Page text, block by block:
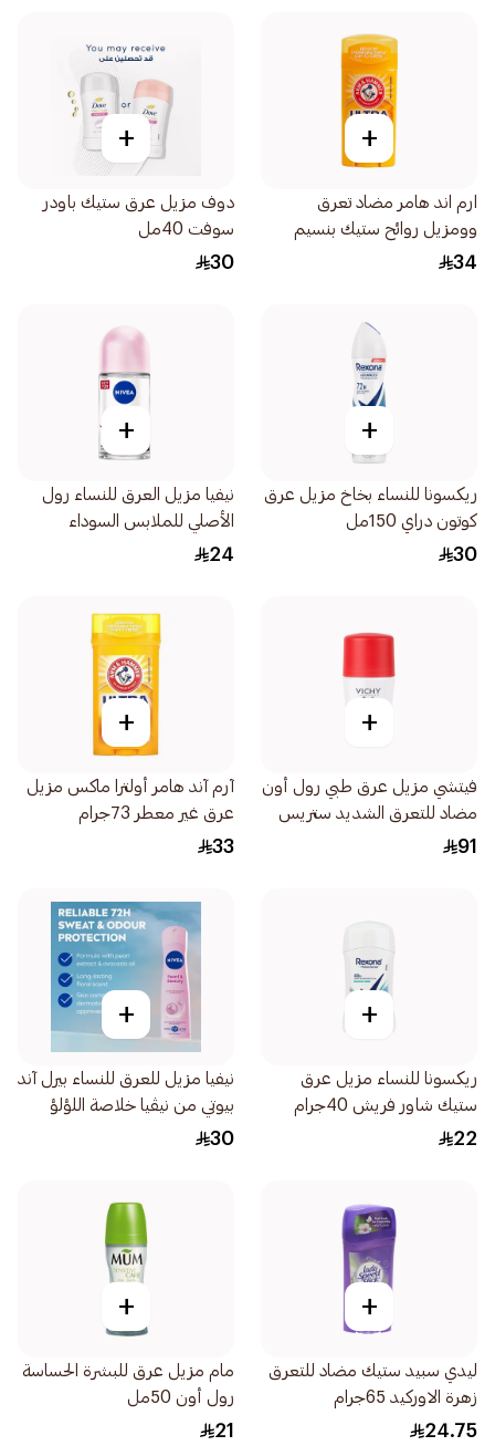
+
ارم اند هامر مضاد تعرق
وومزيل روائح ستيك بنسيم
باودر فريش النظيف 73جرام
34
+
دوف مزيل عرق ستيك باودر
سوفت 40مل
30
+
ريكسونا للنساء بخاخ مزيل عرق
كوتون دراي 150مل
30
+
نيفيا مزيل العرق للنساء رول
الأصلي للملابس السوداء
والبيضاء 50مل
24
+
فيتشي مزيل عرق طبي رول أون
مضاد للتعرق الشديد ستريس
ريزيست 50مل
91
+
آرم آند هامر أولترا ماكس مزيل
عرق غير معطر 73جرام
33
+
ريكسونا للنساء مزيل عرق
ستيك شاور فريش 40جرام
22
+
نيفيا مزيل للعرق للنساء بيرل آند
بيوتي من نيڤيا خلاصة اللؤلؤ
بخاخ 150مل
30
+
ليدي سبيد ستيك مضاد للتعرق
زهرة الاوركيد 65جرام
24.75
+
مام مزيل عرق للبشرة الحساسة
رول أون 50مل
21